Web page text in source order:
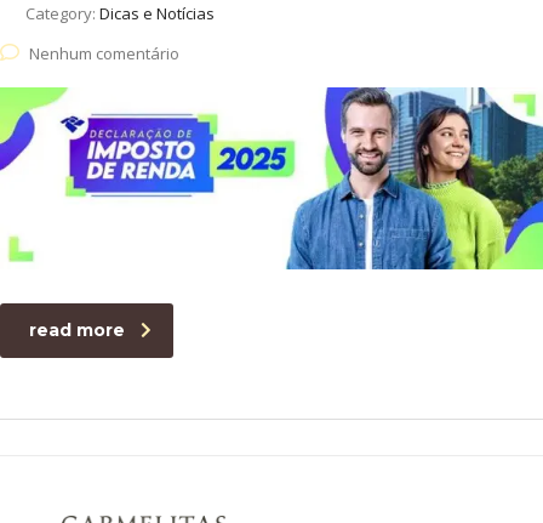
Category: Dicas e Notícias
Nenhum comentário
read more